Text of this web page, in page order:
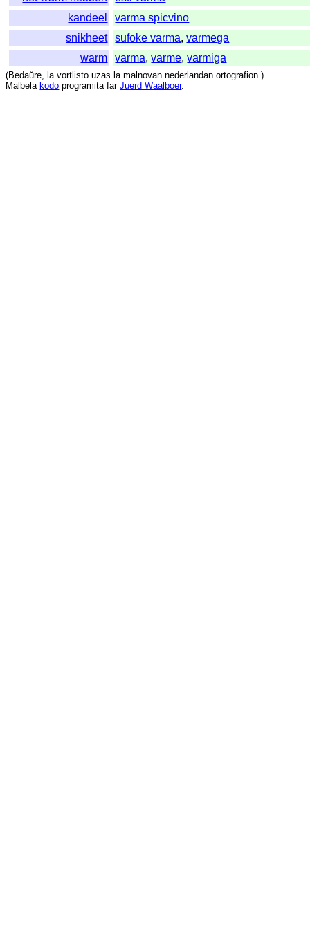
kandeel
varma spicvino
snikheet
sufoke varma,varmega
warm
varma,varme,varmiga
(Bedaŭre, la vortlisto uzas la malnovan nederlandan ortografion.)
Malbela kodo programita far Juerd Waalboer.